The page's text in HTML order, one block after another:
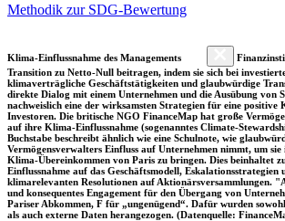
Methodik zur SDG-Bewertung
Klima-Einflussnahme des Managements
Transition zu Netto-Null beitragen, indem sie sich bei
klimaverträgliche Geschäftstätigkeiten und glaubwürdige
direkte Dialog mit einem Unternehmen und die Ausübung von
nachweislich eine der wirksamsten Strategien für eine
Investoren. Die britische NGO FinanceMap hat große
auf ihre Klima-Einflussnahme (sogenanntes Climate-
Buchstabe beschreibt ähnlich wie eine Schulnote, wie
Vermögensverwalters Einfluss auf Unternehmen nimmt, um
Klima-Übereinkommen von Paris zu bringen. Dies beinhaltet
Einflussnahme auf das Geschäftsmodell, Eskalationsstrategien
klimarelevanten Resolutionen auf Aktionärsversammlungen.
und konsequentes Engagement für den Übergang von
Pariser Abkommen, F für „ungenügend“. Dafür wurden
als auch externe Daten herangezogen. (Datenquelle: